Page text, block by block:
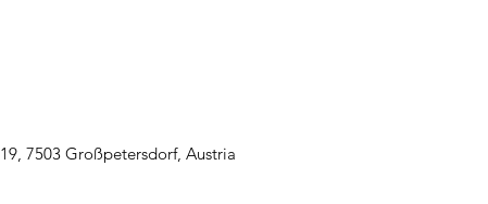
7503 Großpetersdorf, Austria